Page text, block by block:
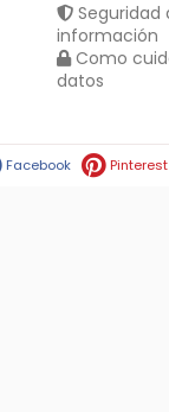
Seguridad
información
Como
datos
Facebook Pinterest